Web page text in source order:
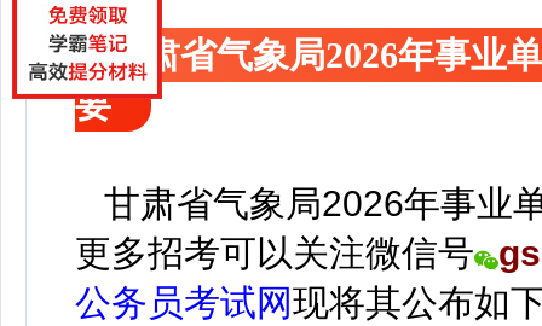
甘肃省气象局2026年事业
要
甘肃省气象局2026年事业
更多招考可以关注微信号
公务员考试网现将其公布如